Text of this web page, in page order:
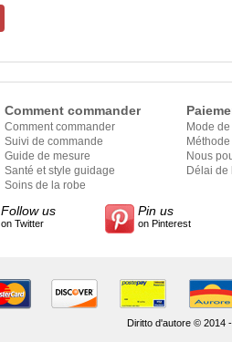
Comment commander
Comment commander
Suivi de commande
Guide de mesure
Santé et style guidage
Soins de la robe
Mode
Nous
Délai de
Follow us
on Twitter
Pin us
on Pinterest
Diritto d'autore © 2014